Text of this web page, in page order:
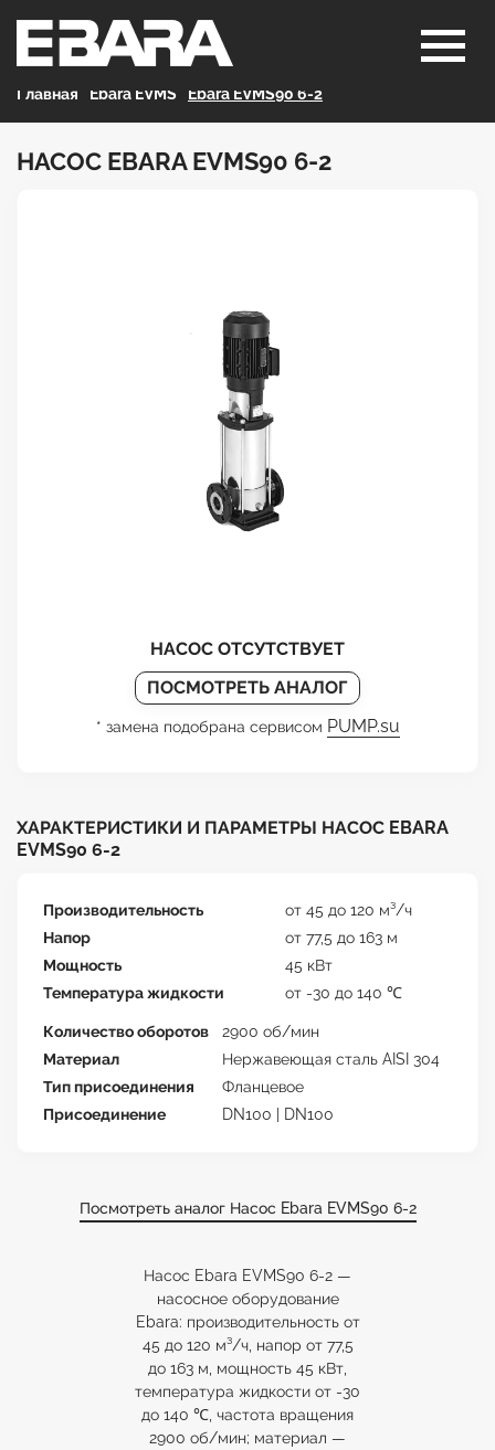
Главная Ebara EVMS Ebara EVMS90 6-2
НАСОС EBARA EVMS90 6-2
НАСОС ОТСУТСТВУЕТ
ПОСМОТРЕТЬ АНАЛОГ
* замена подобрана сервисом PUMP.su
ХАРАКТЕРИСТИКИ И ПАРАМЕТРЫ НАСОС EBARA
EVMS90 6-2
Производительность
от 45 до 120 м³/ч
Напор
от 77,5 до 163 м
Мощность
45 кВт
Температура жидкости
от -30 до 140 ℃
Количество оборотов
2900 об/мин
Материал
Нержавеющая сталь AISI 304
Тип присоединения
Фланцевое
Присоединение
DN100 | DN100
Посмотреть аналог Насос Ebara EVMS90 6-2
Насос Ebara EVMS90 6-2 —
насосное оборудование
Ebara: производительность от
45 до 120 м³/ч, напор от 77,5
до 163 м, мощность 45 кВт,
температура жидкости от -30
до 140 ℃, частота вращения
2900 об/мин; материал —